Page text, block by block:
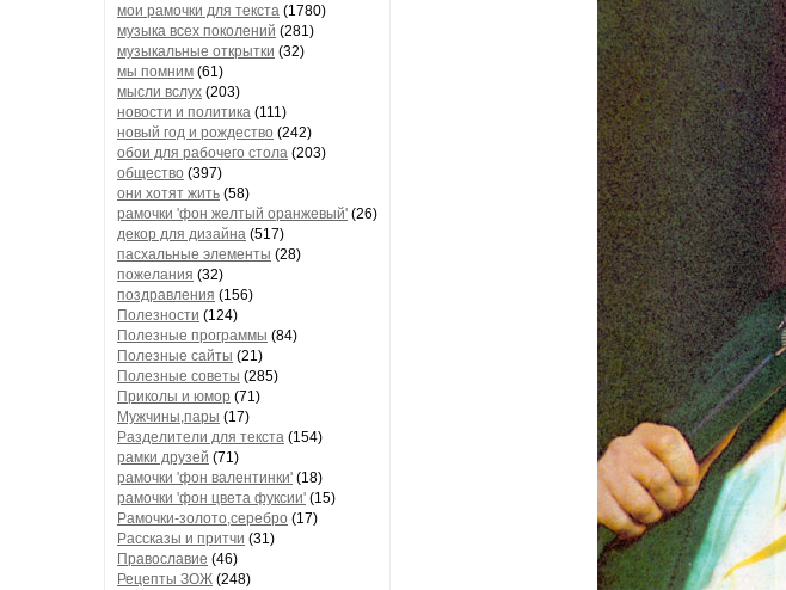
мои рамочки для текста (1780)
музыка всех поколений (281)
музыкальные открытки (32)
мы помним (61)
мысли вслух (203)
новости и политика (111)
новый год и рождество (242)
обои для рабочего стола (203)
общество (397)
они хотят жить (58)
рамочки 'фон желтый оранжевый' (26)
декор для дизайна (517)
пасхальные элементы (28)
пожелания (32)
поздравления (156)
Полезности (124)
Полезные программы (84)
Полезные сайты (21)
Полезные советы (285)
Приколы и юмор (71)
Мужчины,пары (17)
Разделители для текста (154)
рамки друзей (71)
рамочки 'фон валентинки' (18)
рамочки 'фон цвета фуксии' (15)
Рамочки-золото,серебро (17)
Рассказы и притчи (31)
Православие (46)
Рецепты ЗОЖ (248)